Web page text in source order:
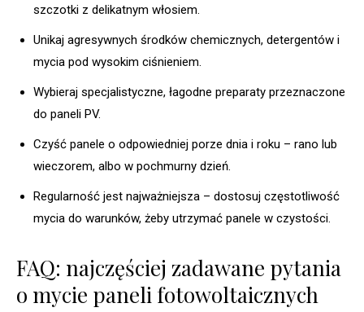
szczotki z delikatnym włosiem.
Unikaj agresywnych środków chemicznych, detergentów i
mycia pod wysokim ciśnieniem.
Wybieraj specjalistyczne, łagodne preparaty przeznaczone
do paneli PV.
Czyść panele o odpowiedniej porze dnia i roku – rano lub
wieczorem, albo w pochmurny dzień.
Regularność jest najważniejsza – dostosuj częstotliwość
mycia do warunków, żeby utrzymać panele w czystości.
FAQ: najczęściej zadawane pytania
o mycie paneli fotowoltaicznych